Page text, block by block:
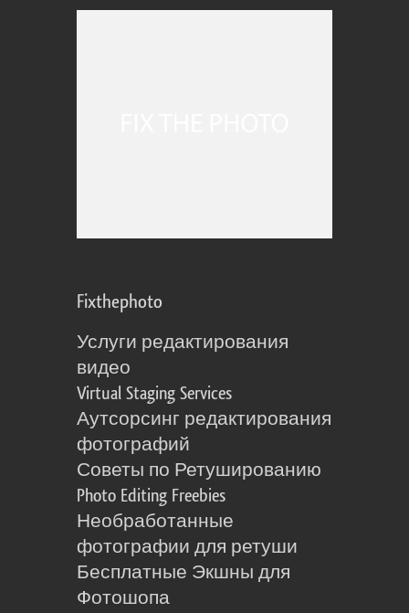
Fixthephoto
Услуги редактирования
видео
Virtual Staging Services
Аутсорсинг редактирования
фотографий
Советы по Ретушированию
Photo Editing Freebies
Необработанные
фотографии для ретуши
Бесплатные Экшны для
Фотошопа